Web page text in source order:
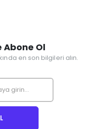
Abone Ol
en son bilgileri alın.